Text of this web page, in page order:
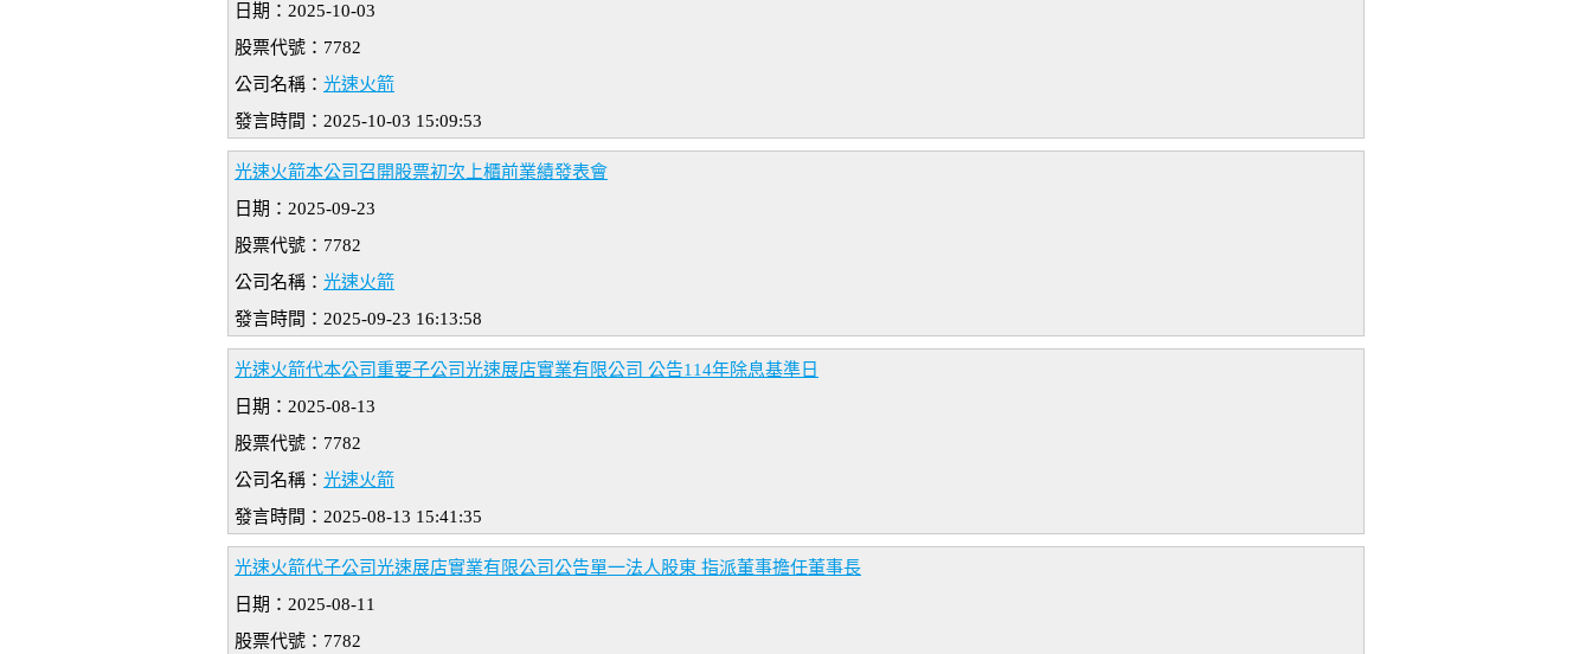
日期：2025-10-03
股票代號：7782
公司名稱： 光速火箭
發言時間：2025-10-03 15:09:53
光速火箭本公司召開股票初次上櫃前業績發表會
日期：2025-09-23
股票代號：7782
公司名稱： 光速火箭
發言時間：2025-09-23 16:13:58
光速火箭代本公司重要子公司光速展店實業有限公司 公告114年除息基準日
日期：2025-08-13
股票代號：7782
公司名稱： 光速火箭
發言時間：2025-08-13 15:41:35
光速火箭代子公司光速展店實業有限公司公告單一法人股東 指派董事擔任董事長
日期：2025-08-11
股票代號：7782